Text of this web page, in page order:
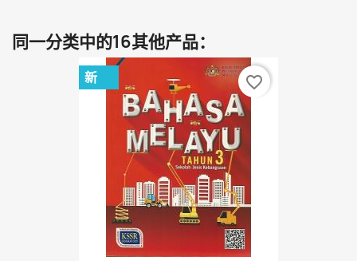
同一分类中的16其他产品：
新 favorite_border